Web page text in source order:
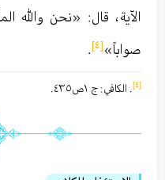
الآية ، قال : «نحن والله
صواباً»[٤] .
[٤] . الكافي : ج ١ص٤٣٥ .